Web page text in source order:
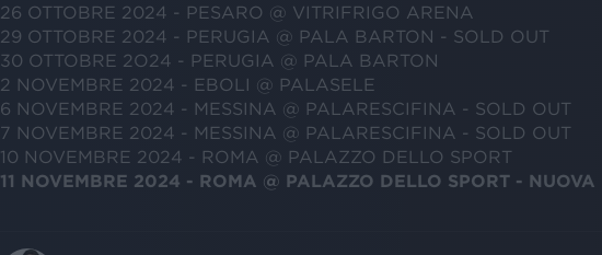
26 OTTOBRE 2024 - PESARO @ VITRIFRIGO ARENA
29 OTTOBRE 2024 - PERUGIA @ PALA BARTON - SOLD OUT
30 OTTOBRE 2O24 - PERUGIA @ PALA BARTON
2 NOVEMBRE 2024 - EBOLI @ PALASELE
6 NOVEMBRE 2024 - MESSINA @ PALARESCIFINA - SOLD OUT
7 NOVEMBRE 2024 - MESSINA @ PALARESCIFINA - SOLD OUT
10 NOVEMBRE 2024 - ROMA @ PALAZZO DELLO SPORT
11 NOVEMBRE 2024 - ROMA @ PALAZZO DELLO SPORT - NUOVA